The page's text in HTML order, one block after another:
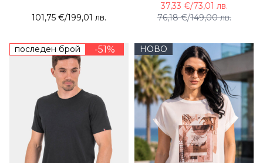
101,75 €/199,01 лв. 76,18 €/149,00 лв.
37,33 €/73,01 лв.
последен брой -51% НОВО